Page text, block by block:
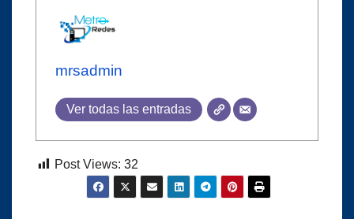
mrsadmin
Ver todas las entradas
Post Views: 32